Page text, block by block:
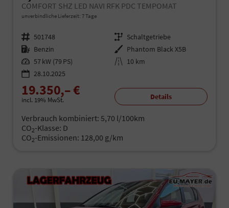
COMFORT SHZ LED NAVI RFK PDC TEMPOMAT
unverbindliche Lieferzeit: 7 Tage
Fahrzeugnr. 501748 Getriebe Schaltgetriebe
Kraftstoff Benzin Außenfarbe Phantom Black X5B
Leistung 57 kW (79 PS) Kilometerstand 10 km
28.10.2025
19.350,– €
incl. 19% MwSt. Details
Verbrauch kombiniert: 5,70 l/100km
CO2-Klasse: D
CO2-Emissionen: 128,00 g/km